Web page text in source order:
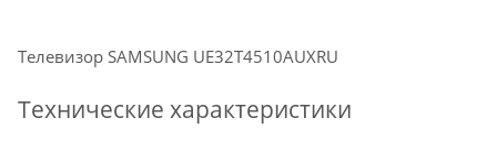
Телевизор SAMSUNG UE32T4510AUXRU
Технические характеристики